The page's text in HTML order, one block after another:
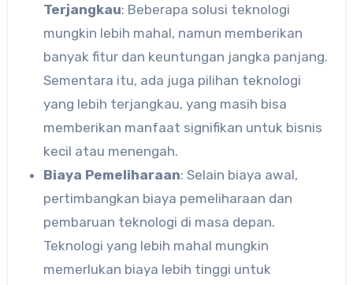
Terjangkau: Beberapa solusi teknologi
mungkin lebih mahal, namun memberikan
banyak fitur dan keuntungan jangka panjang.
Sementara itu, ada juga pilihan teknologi
yang lebih terjangkau, yang masih bisa
memberikan manfaat signifikan untuk bisnis
kecil atau menengah.
Biaya Pemeliharaan: Selain biaya awal,
pertimbangkan biaya pemeliharaan dan
pembaruan teknologi di masa depan.
Teknologi yang lebih mahal mungkin
memerlukan biaya lebih tinggi untuk